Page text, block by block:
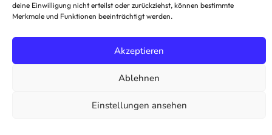
deine Einwilligung nicht erteilst oder zurückziehst, können bestimmte
Merkmale und Funktionen beeinträchtigt werden.
Akzeptieren
Ablehnen
Einstellungen ansehen